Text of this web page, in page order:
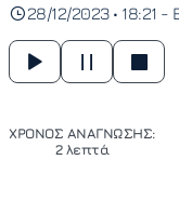
28/12/2023 • 18:21 -
ΧΡΟΝΟΣ ΑΝΑΓΝΩΣΗΣ:
2 λεπτά